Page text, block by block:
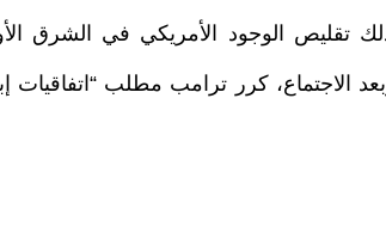
تقليص الوجود الأمريكي في الشرق
الاجتماع، كرر ترامب مطلب “اتفاقيات